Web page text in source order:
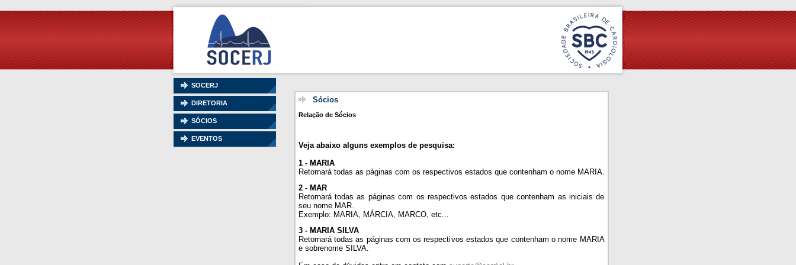
SOCERJ
DIRETORIA
SÓCIOS
EVENTOS
Sócios
Relação de Sócios
Veja abaixo alguns exemplos de pesquisa:
1 - MARIA
Retornará todas as páginas com os respectivos estados que contenham o nome MARIA.
2 - MAR
Retornará todas as páginas com os respectivos estados que contenham as iniciais de
seu nome MAR.
Exemplo: MARIA, MÁRCIA, MARCO, etc...
3 - MARIA SILVA
Retornará todas as páginas com os respectivos estados que contenham o nome MARIA
e sobrenome SILVA.